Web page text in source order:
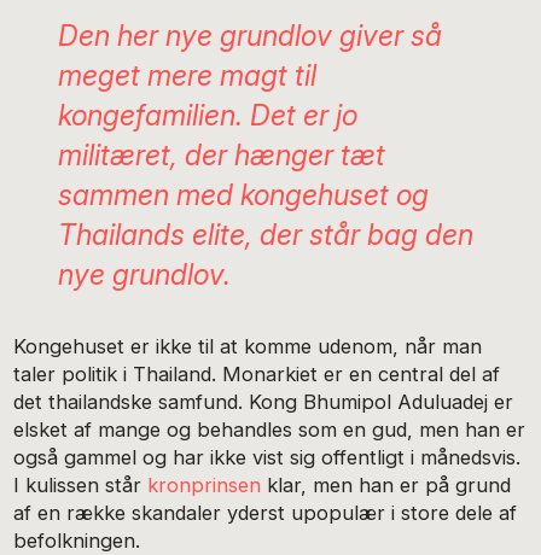
Den her nye grundlov giver så
meget mere magt til
kongefamilien. Det er jo
militæret, der hænger tæt
sammen med kongehuset og
Thailands elite, der står bag den
nye grundlov.
Kongehuset er ikke til at komme udenom, når man
taler politik i Thailand. Monarkiet er en central del af
det thailandske samfund. Kong Bhumipol Aduluadej er
elsket af mange og behandles som en gud, men han er
også gammel og har ikke vist sig offentligt i månedsvis.
I kulissen står kronprinsen klar, men han er på grund
af en række skandaler yderst upopulær i store dele af
befolkningen.